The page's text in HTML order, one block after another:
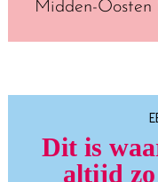
Midden-Oosten
Dit is
altijd